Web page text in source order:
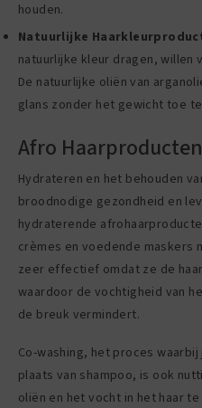
houden.
Natuurlijke
natuurlijke kleur dragen, willen
De natuurlijke oliën van
glans zonder het gewicht toe
Afro
Hydrateren en het behouden
broodnodige gezondheid en
hydraterende
crèmes en voedende maskers
zeer effectief omdat ze de
waardoor de vochtigheid van
de breuk vermindert.
Co-washing, het proces
plaats van shampoo, is ook
oliën en het vocht in het haar